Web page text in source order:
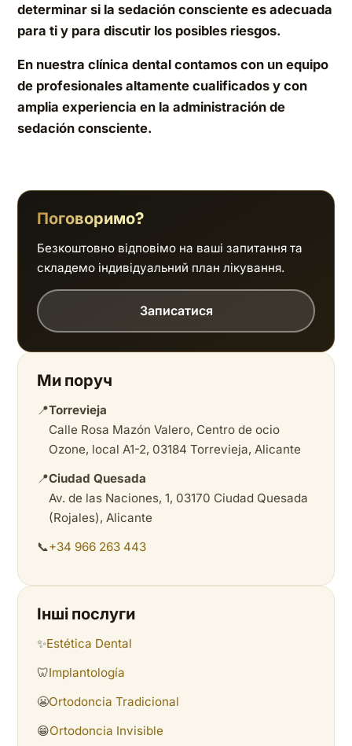
determinar si la sedación consciente es adecuada
para ti y para discutir los posibles riesgos.
En nuestra clínica dental contamos con un equipo
de profesionales altamente cualificados y con
amplia experiencia en la administración de
sedación consciente.
Поговоримо?
Безкоштовно відповімо на ваші запитання та
складемо індивідуальний план лікування.
Записатися
Ми поруч
📍Torrevieja
Calle Rosa Mazón Valero, Centro de ocio
Ozone, local A1-2, 03184 Torrevieja, Alicante
📍Ciudad Quesada
Av. de las Naciones, 1, 03170 Ciudad Quesada
(Rojales), Alicante
📞+34 966 263 443
Інші послуги
✨Estética Dental
🦷Implantología
😬Ortodoncia Tradicional
😁Ortodoncia Invisible